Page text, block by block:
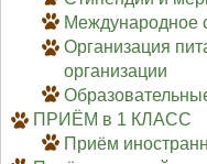
Международное
Организация
организации
ПРИЁМ в 1 КЛАСС
Приём